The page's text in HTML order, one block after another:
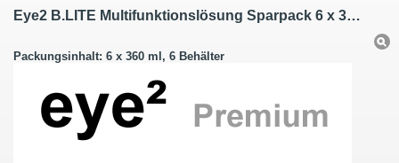
Eye2 B.LITE Multifunktionslösung Sparpack 6 x 360 ml
Packungsinhalt: 6 x 360 ml, 6 Behälter